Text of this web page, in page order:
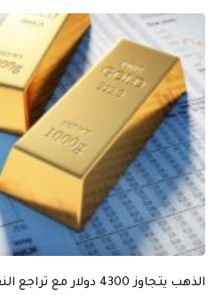
الذهب يتجاوز 4300